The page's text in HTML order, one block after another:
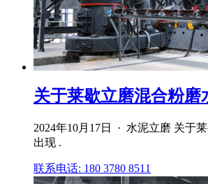
关于莱歇立磨混合粉磨
2024年10月17日 · 水泥立磨 关于
出现 .
联系电话: 180 3780 8511